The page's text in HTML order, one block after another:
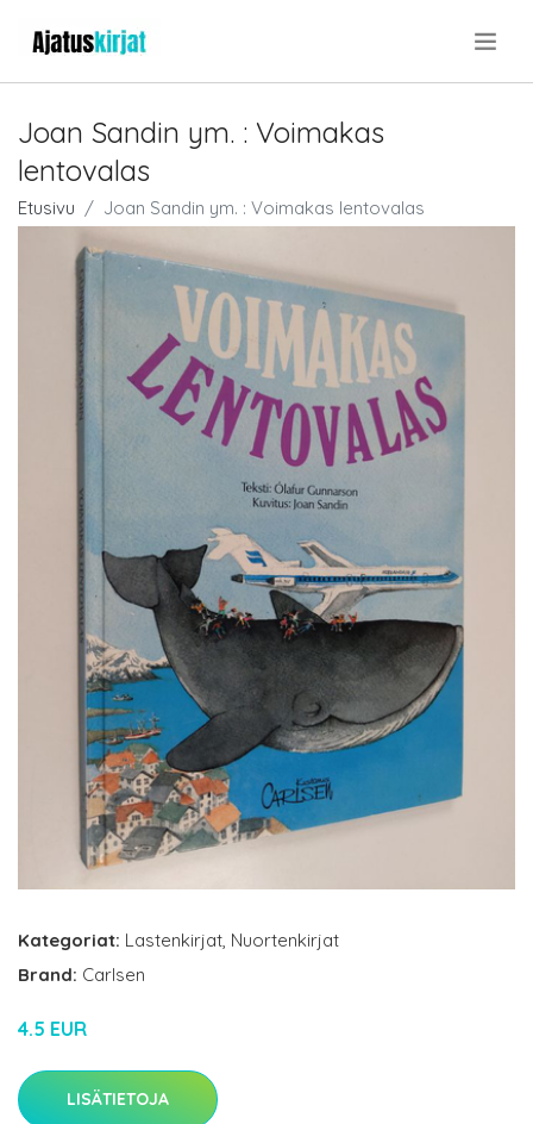
Joan Sandin ym. : Voimakas
lentovalas
Etusivu Joan Sandin ym. : Voimakas lentovalas
Kategoriat: Lastenkirjat, Nuortenkirjat
Brand: Carlsen
4.5 EUR
LISÄTIETOJA